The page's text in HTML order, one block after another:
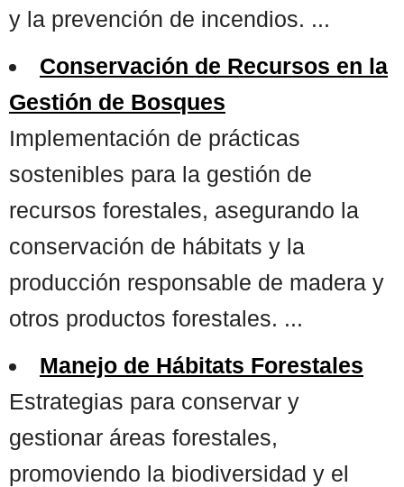
y la prevención de incendios. ...
Conservación de Recursos en la
Gestión de Bosques
Implementación de prácticas
sostenibles para la gestión de
recursos forestales, asegurando la
conservación de hábitats y la
producción responsable de madera y
otros productos forestales. ...
Manejo de Hábitats Forestales
Estrategias para conservar y
gestionar áreas forestales,
promoviendo la biodiversidad y el